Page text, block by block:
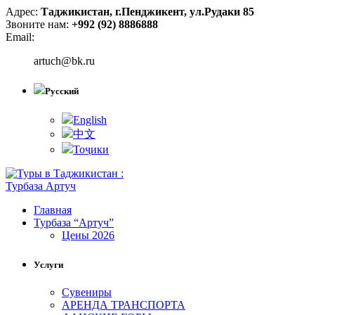
Адрес: Таджикистан, г.Пенджикент, ул.Рудаки 85
Звоните нам: +992 (92) 8886888
Email:
artuch@bk.ru
Русский
English
中文
Тоҷики
Главная
Турбаза “Артуч”
Цены 2026
Услуги
Сувениры
АРЕНДА ТРАНСПОРТА